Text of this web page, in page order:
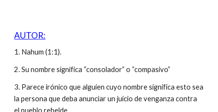
AUTOR:
1. Nahum (1:1).
2. Su nombre significa “consolador” o “compasivo”
3. Parece irónico que alguien cuyo nombre significa esto sea
la persona que deba anunciar un juicio de venganza contra
el pueblo rebelde.